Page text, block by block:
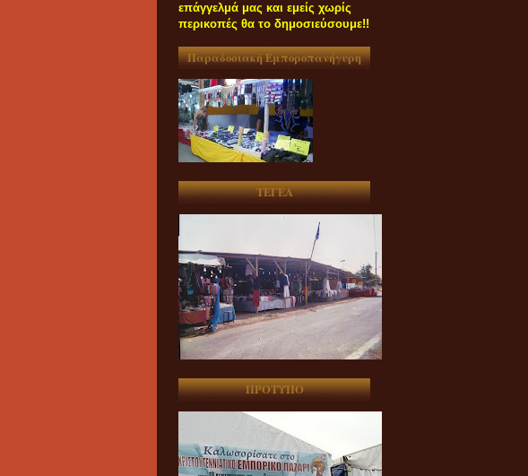
επάγγελμά μας και εμείς χωρίς
περικοπές θα το δημοσιεύσουμε!!
Παραδοσιακή Εμποροπανήγυρη
ΤΕΓΕΑ
ΠΡΟΤΥΠΟ